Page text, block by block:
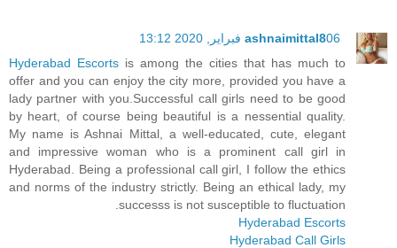
ashnaimittal806 فبراير, 2020 13:12
Hyderabad Escorts is among the cities that has much to
offer and you can enjoy the city more, provided you have a
lady partner with you.Successful call girls need to be good
by heart, of course being beautiful is a nessential quality.
My name is Ashnai Mittal, a well-educated, cute, elegant
and impressive woman who is a prominent call girl in
Hyderabad. Being a professional call girl, I follow the ethics
and norms of the industry strictly. Being an ethical lady, my
successs is not susceptible to fluctuation.
Hyderabad Escorts
Hyderabad Call Girls